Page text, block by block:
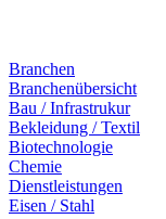
Branchen
Branchenübersicht
Bau / Infrastrukur
Bekleidung / Textil
Biotechnologie
Chemie
Dienstleistungen
Eisen / Stahl